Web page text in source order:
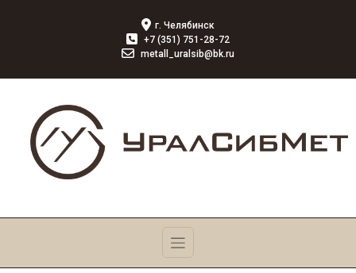
г. Челябинск
+7 (351) 751-28-72
metall_uralsib@bk.ru